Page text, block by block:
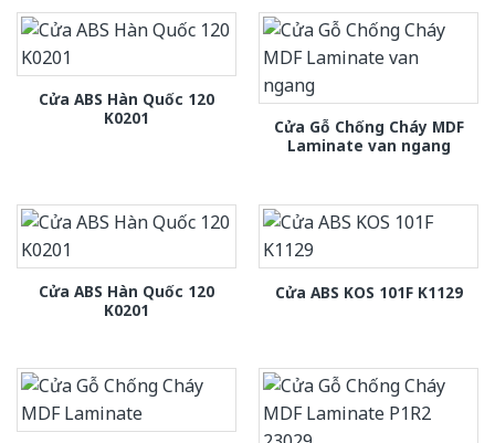
Cửa ABS Hàn Quốc 120
K0201
Cửa Gỗ Chống Cháy MDF
Laminate van ngang
Cửa ABS Hàn Quốc 120
K0201
Cửa ABS KOS 101F K1129